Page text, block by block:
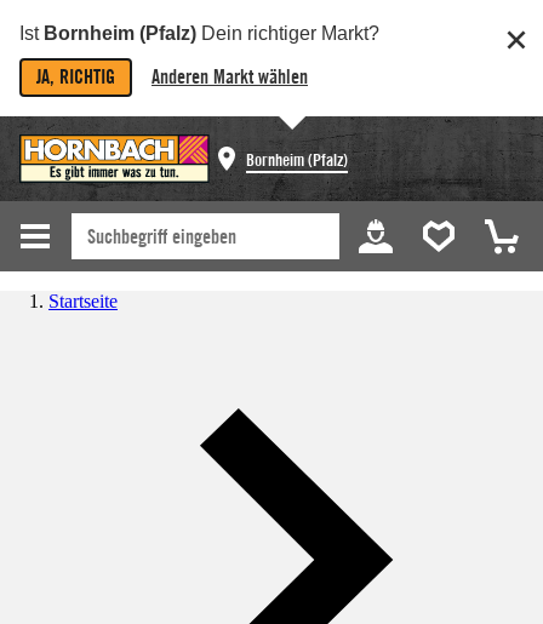
Ist Bornheim (Pfalz) Dein richtiger Markt?
JA, RICHTIG Anderen Markt wählen
Bornheim (Pfalz)
Startseite